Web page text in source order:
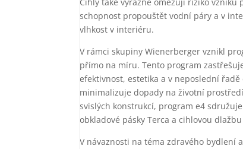
schopnost propouštět vodní páry a v
vlhkost v interiéru.
V rámci skupiny Wienerberger vznikl
přímo na míru. Tento program
efektivnost, estetika a v neposlední
minimalizuje dopady na životní
svislých konstrukcí, program e4
obkladové pásky Terca a cihlovou
V návaznosti na téma zdravého bydlení